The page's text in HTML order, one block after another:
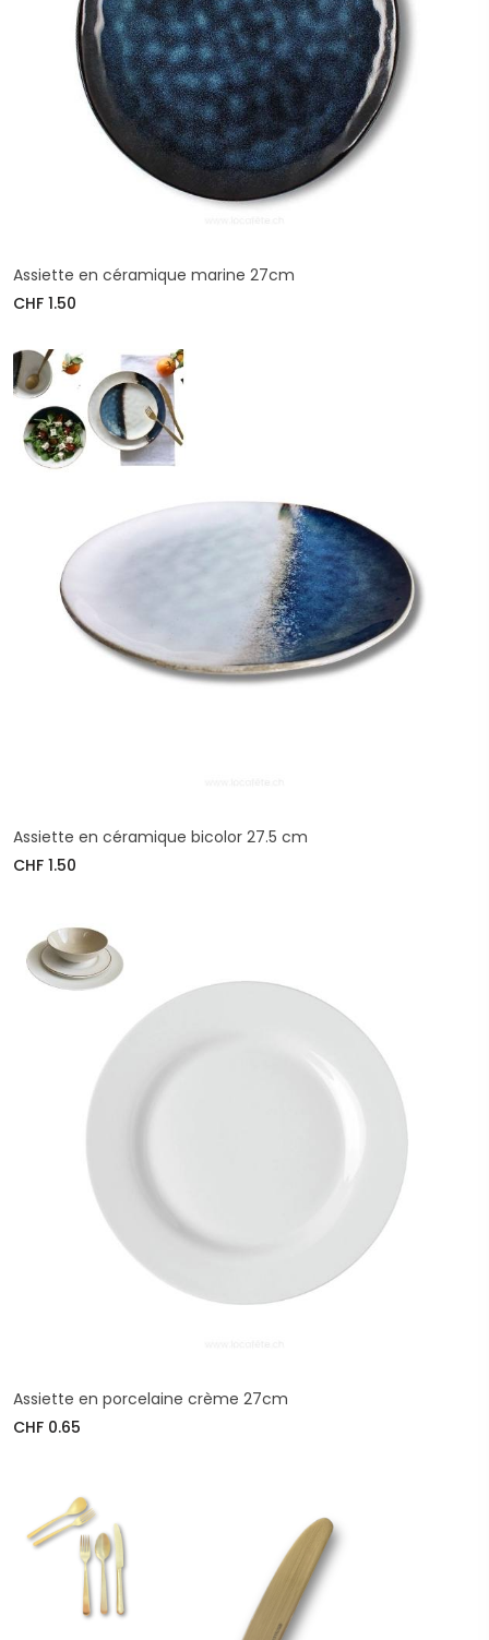
Assiette en céramique marine 27cm
CHF 1.50
Assiette en céramique bicolor 27.5 cm
CHF 1.50
Assiette en porcelaine crème 27cm
CHF 0.65